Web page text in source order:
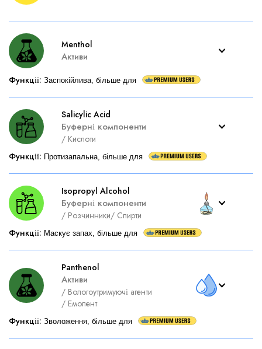
Menthol
Активи
Функції: Заспокійлива, більше для
Salicylic Acid
Буферні компоненти
/ Кислоти
Функції: Протизапальна, більше для
Isopropyl Alcohol
Буферні компоненти
/ Розчинники/ Спирти
Функції: Маскує запах, більше для
Panthenol
Активи
/ Вологоутримуючі агенти
/ Емолент
Функції: Зволоження, більше для